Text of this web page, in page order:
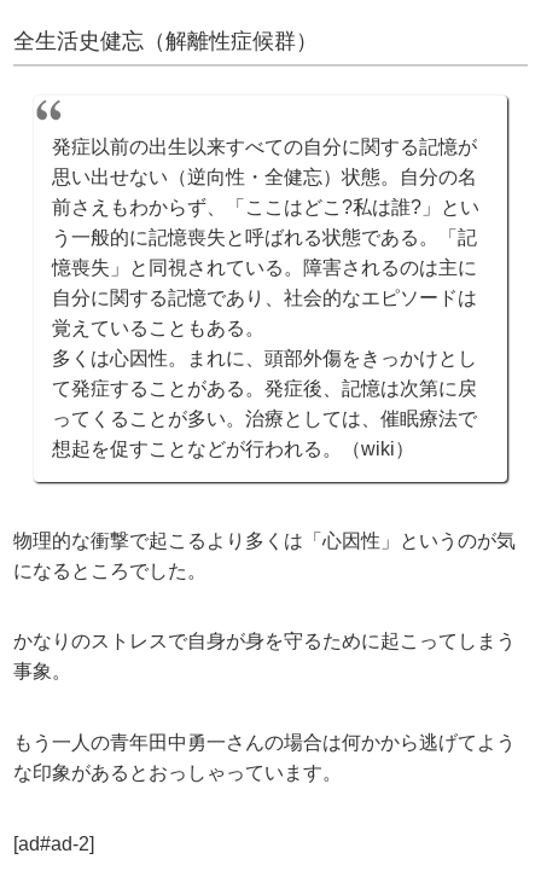
全生活史健忘（解離性症候群）
発症以前の出生以来すべての自分に関する記憶が
思い出せない（逆向性・全健忘）状態。自分の名
前さえもわからず、「ここはどこ?私は誰?」とい
う一般的に記憶喪失と呼ばれる状態である。「記
憶喪失」と同視されている。障害されるのは主に
自分に関する記憶であり、社会的なエピソードは
覚えていることもある。
多くは心因性。まれに、頭部外傷をきっかけとし
て発症することがある。発症後、記憶は次第に戻
ってくることが多い。治療としては、催眠療法で
想起を促すことなどが行われる。（wiki）
物理的な衝撃で起こるより多くは「心因性」というのが気
になるところでした。
かなりのストレスで自身が身を守るために起こってしまう
事象。
もう一人の青年田中勇一さんの場合は何かから逃げてよう
な印象があるとおっしゃっています。
[ad#ad-2]